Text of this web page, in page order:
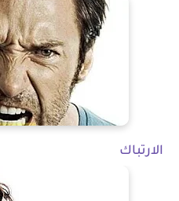
الارتباك